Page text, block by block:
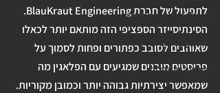
טיפים והמלצות למפיקים
פריסטים חינמיים
תאוריה מוזיקלית
לתפעול של חברת BlauKraut Engineering.
הסינתיסייזר הספציפי הזה מותאם יותר לכאלו
שאוהבים לסובב כפתורים ופחות לסמוך על
פריסטים מובנים שמגיעים עם הפלאגין מה
שמאפשר יצירתיות גבוהה יותר וכמובן מקוריות.